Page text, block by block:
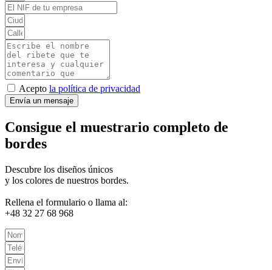
Acepto la política de privacidad
Envía un mensaje
Consigue el muestrario completo de
bordes
Descubre los diseños únicos
y los colores de nuestros bordes.
Rellena el formulario o llama al:
+48 32 27 68 968